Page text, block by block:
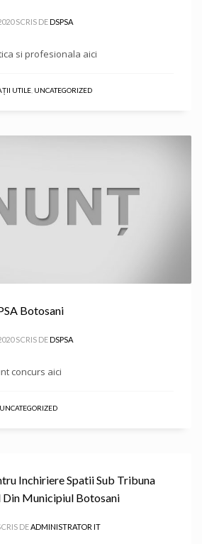
SCRIS DEDSPSA
si profesionala aici
UTILE UNCATEGORIZED
Botosani
SCRIS DEDSPSA
concurs aici
UNCATEGORIZED
Inchiriere Spatii Sub Tribuna
Municipiul Botosani
DEADMINISTRATOR IT